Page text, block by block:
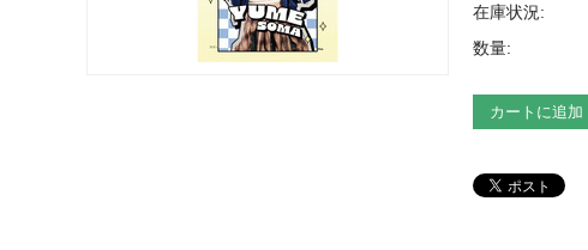
在庫状況:
数量:
カートに追加